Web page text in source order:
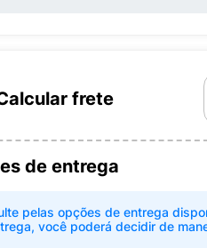
frete
de entrega
pelas opções de entrega
você poderá decidir de